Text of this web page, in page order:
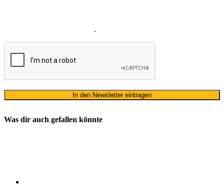
.
Was dir auch gefallen könnte